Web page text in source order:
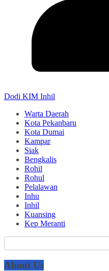
Dodi KIM Inhil
Warta Daerah
Kota Pekanbaru
Kota Dumai
Kampar
Siak
Bengkalis
Rohil
Rohul
Pelalawan
Inhu
Inhil
Kuansing
Kep Meranti
About Us